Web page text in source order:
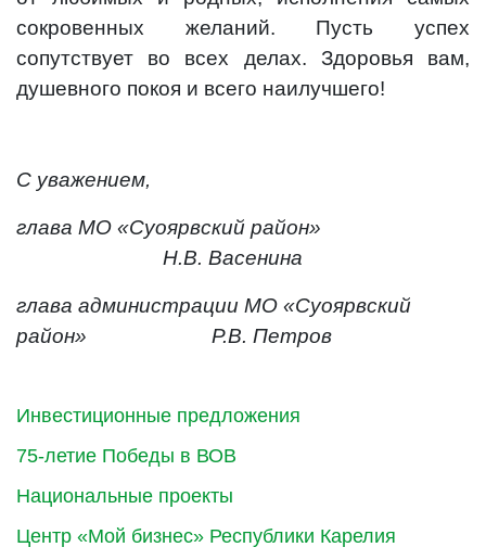
Инвестиционные предложения
75-летие Победы в ВОВ
Национальные проекты
Центр «Мой бизнес» Республики Карелия
сокровенных желаний. Пусть успех
сопутствует во всех делах. Здоровья вам,
душевного покоя и всего наилучшего!
С уважением,
глава МО «Суоярвский район»
Н.В. Васенина
глава администрации МО «Суоярвский
район» Р.В. Петров